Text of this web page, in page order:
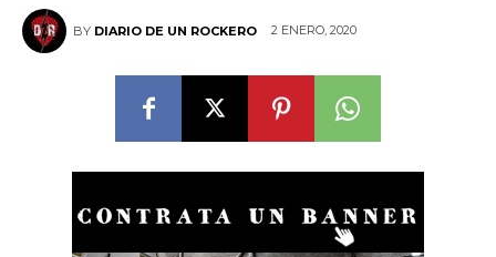
BY DIARIO DE UN ROCKERO 2 ENERO, 2020